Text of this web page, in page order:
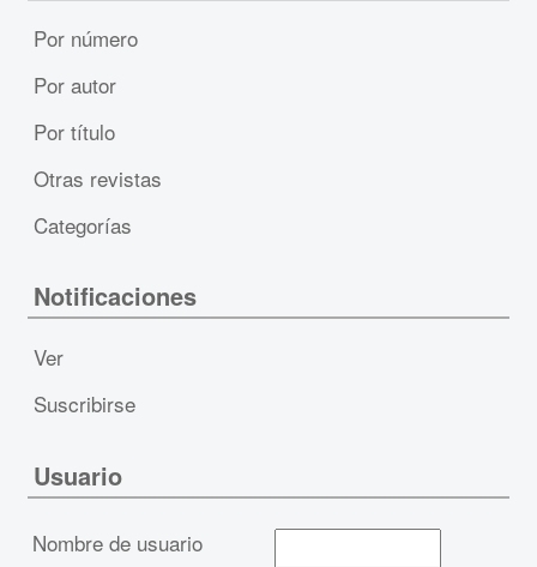
Por número
Por autor
Por título
Otras revistas
Categorías
Notificaciones
Ver
Suscribirse
Usuario
Nombre de usuario